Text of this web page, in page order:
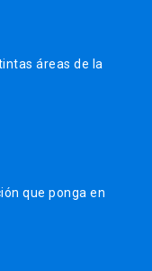
áreas de la
que ponga en